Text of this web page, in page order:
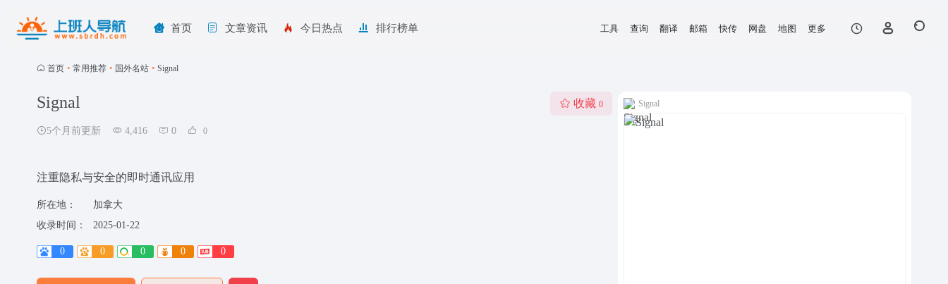
首页 文章资讯 今日热点 排行榜单 工具 查询 翻译 邮箱 快传 网盘 地图 更多
首页 • 常用推荐 • 国外名站 • Signal
Signal
5个月前更新 4,416 0 0
收藏 0
注重隐私与安全的即时通讯应用
所在地：
加拿大
收录时间：
2025-01-22
0 0 0 0 0
Signal